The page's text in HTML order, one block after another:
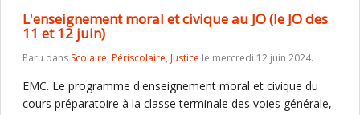
L'enseignement moral et civique au JO (le JO des
11 et 12 juin)
Paru dans Scolaire, Périscolaire, Justice le mercredi 12 juin 2024.
EMC. Le programme d'enseignement moral et civique du
cours préparatoire à la classe terminale des voies générale,